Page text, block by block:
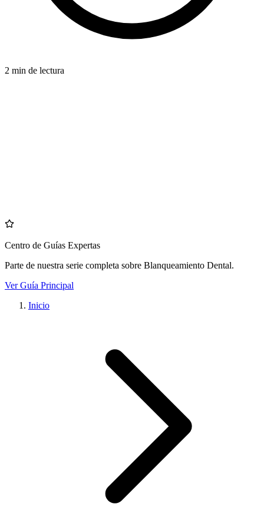
2 min de lectura
Centro de Guías Expertas
Parte de nuestra serie completa sobre Blanqueamiento Dental.
Ver Guía Principal
Inicio